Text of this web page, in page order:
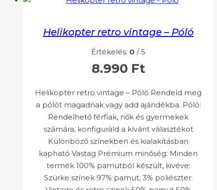
Helikopter retro vintage – Póló
Értékelés: 0 / 5
8.990 Ft
Helikopter retro vintage – Póló Rendeld meg
a pólót magadnak vagy add ajándékba. Póló:
Rendelhető férfiak, nők és gyermekek
számára, konfiguráld a kívánt választékot
Különböző színekben és kialakításban
kapható Vastag Prémium minőség: Minden
termék 100% pamutból készült, kivéve:
Szürke színek 97% pamut, 3% poliészter.